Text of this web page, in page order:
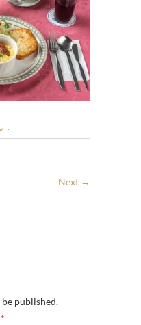
:
Next →
published.
*